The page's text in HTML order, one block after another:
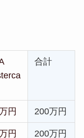
合計
円 200万円
円 200万円